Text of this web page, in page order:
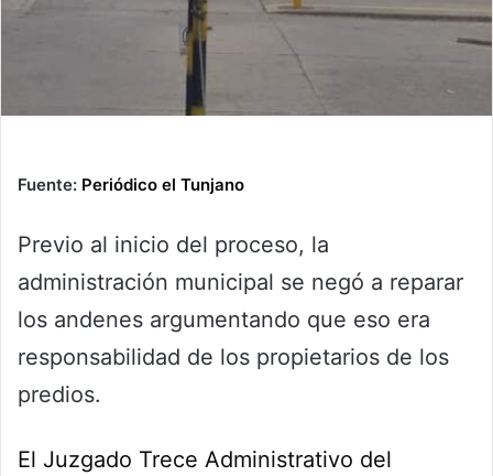
Fuente: Periódico el Tunjano
Previo al inicio del proceso, la
administración municipal se negó a reparar
los andenes argumentando que eso era
responsabilidad de los propietarios de los
predios.
El Juzgado Trece Administrativo del